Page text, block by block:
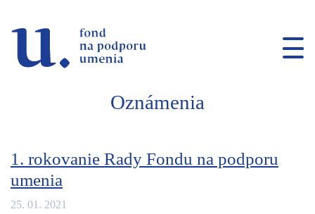
Oznámenia
1. rokovanie Rady Fondu na podporu
umenia
25. 01. 2021